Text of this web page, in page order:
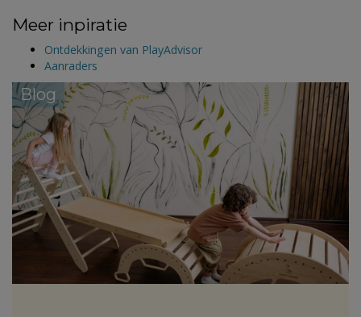
Meer inpiratie
Ontdekkingen van PlayAdvisor
Aanraders
Blog